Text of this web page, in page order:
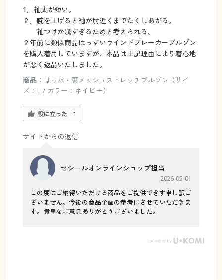
1．袖丈が短い。
２．腕を上げると袖が肘近くまでたくしあがる。
袖つけが浅すぎるためと考えられる。
２年前に類似商品はっすいウインドブレーカーブルゾン
を購入着用していますが、本品は上記理由により着心地
が悪く返品いたしました。
商品： はっ水・裏メッシュストレッチブルゾン（サイ
ズ：L / カラー：ネイビー）
役に立った 1
サイトからの返信
セシールオンラインショップ担当
2026-05-01
この度はご納得いただける商品をご提供できず申し訳ご
ざいません。今後の商品企画の参考にさせていただきま
す。貴重なご意見ありがとうございました。